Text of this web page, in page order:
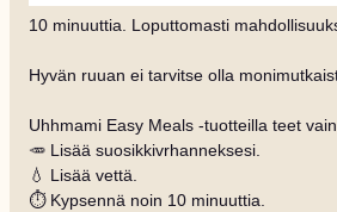
10 minuuttia. Loputtomasti
Hyvän ruuan ei tarvitse olla
Uhhmami Easy Meals -tuotteilla teet
🥕 Lisää suosikkivrhanneksesi.
💧 Lisää vettä.
⏱️ Kypsennä noin 10 minuuttia.